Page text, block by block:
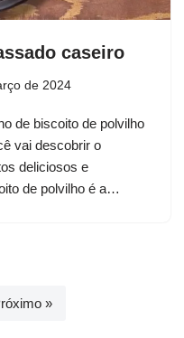
caseiro
de 2024
de biscoito de polvilho
vai descobrir o
deliciosos e
de polvilho é a…
»